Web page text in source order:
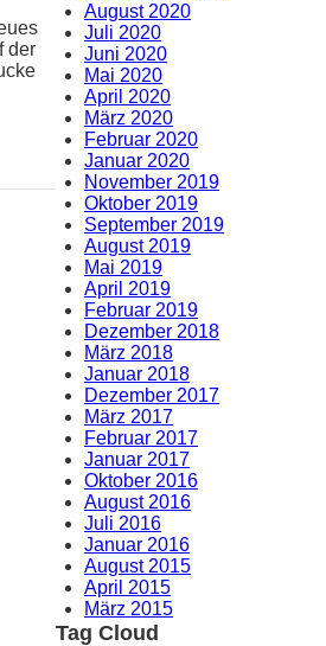
der
August 2020
Juli 2020
Juni 2020
Mai 2020
April 2020
März 2020
Februar 2020
Januar 2020
November 2019
Oktober 2019
September 2019
August 2019
Mai 2019
April 2019
Februar 2019
Dezember 2018
März 2018
Januar 2018
Dezember 2017
März 2017
Februar 2017
Januar 2017
Oktober 2016
August 2016
Juli 2016
Januar 2016
August 2015
April 2015
März 2015
Tag Cloud